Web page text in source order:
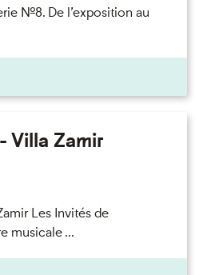
n°8. De l’exposition au
Villa Zamir
Les Invités de
musicale ...